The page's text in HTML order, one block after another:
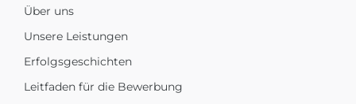
Über uns
Unsere Leistungen
Erfolgsgeschichten
Leitfaden für die Bewerbung